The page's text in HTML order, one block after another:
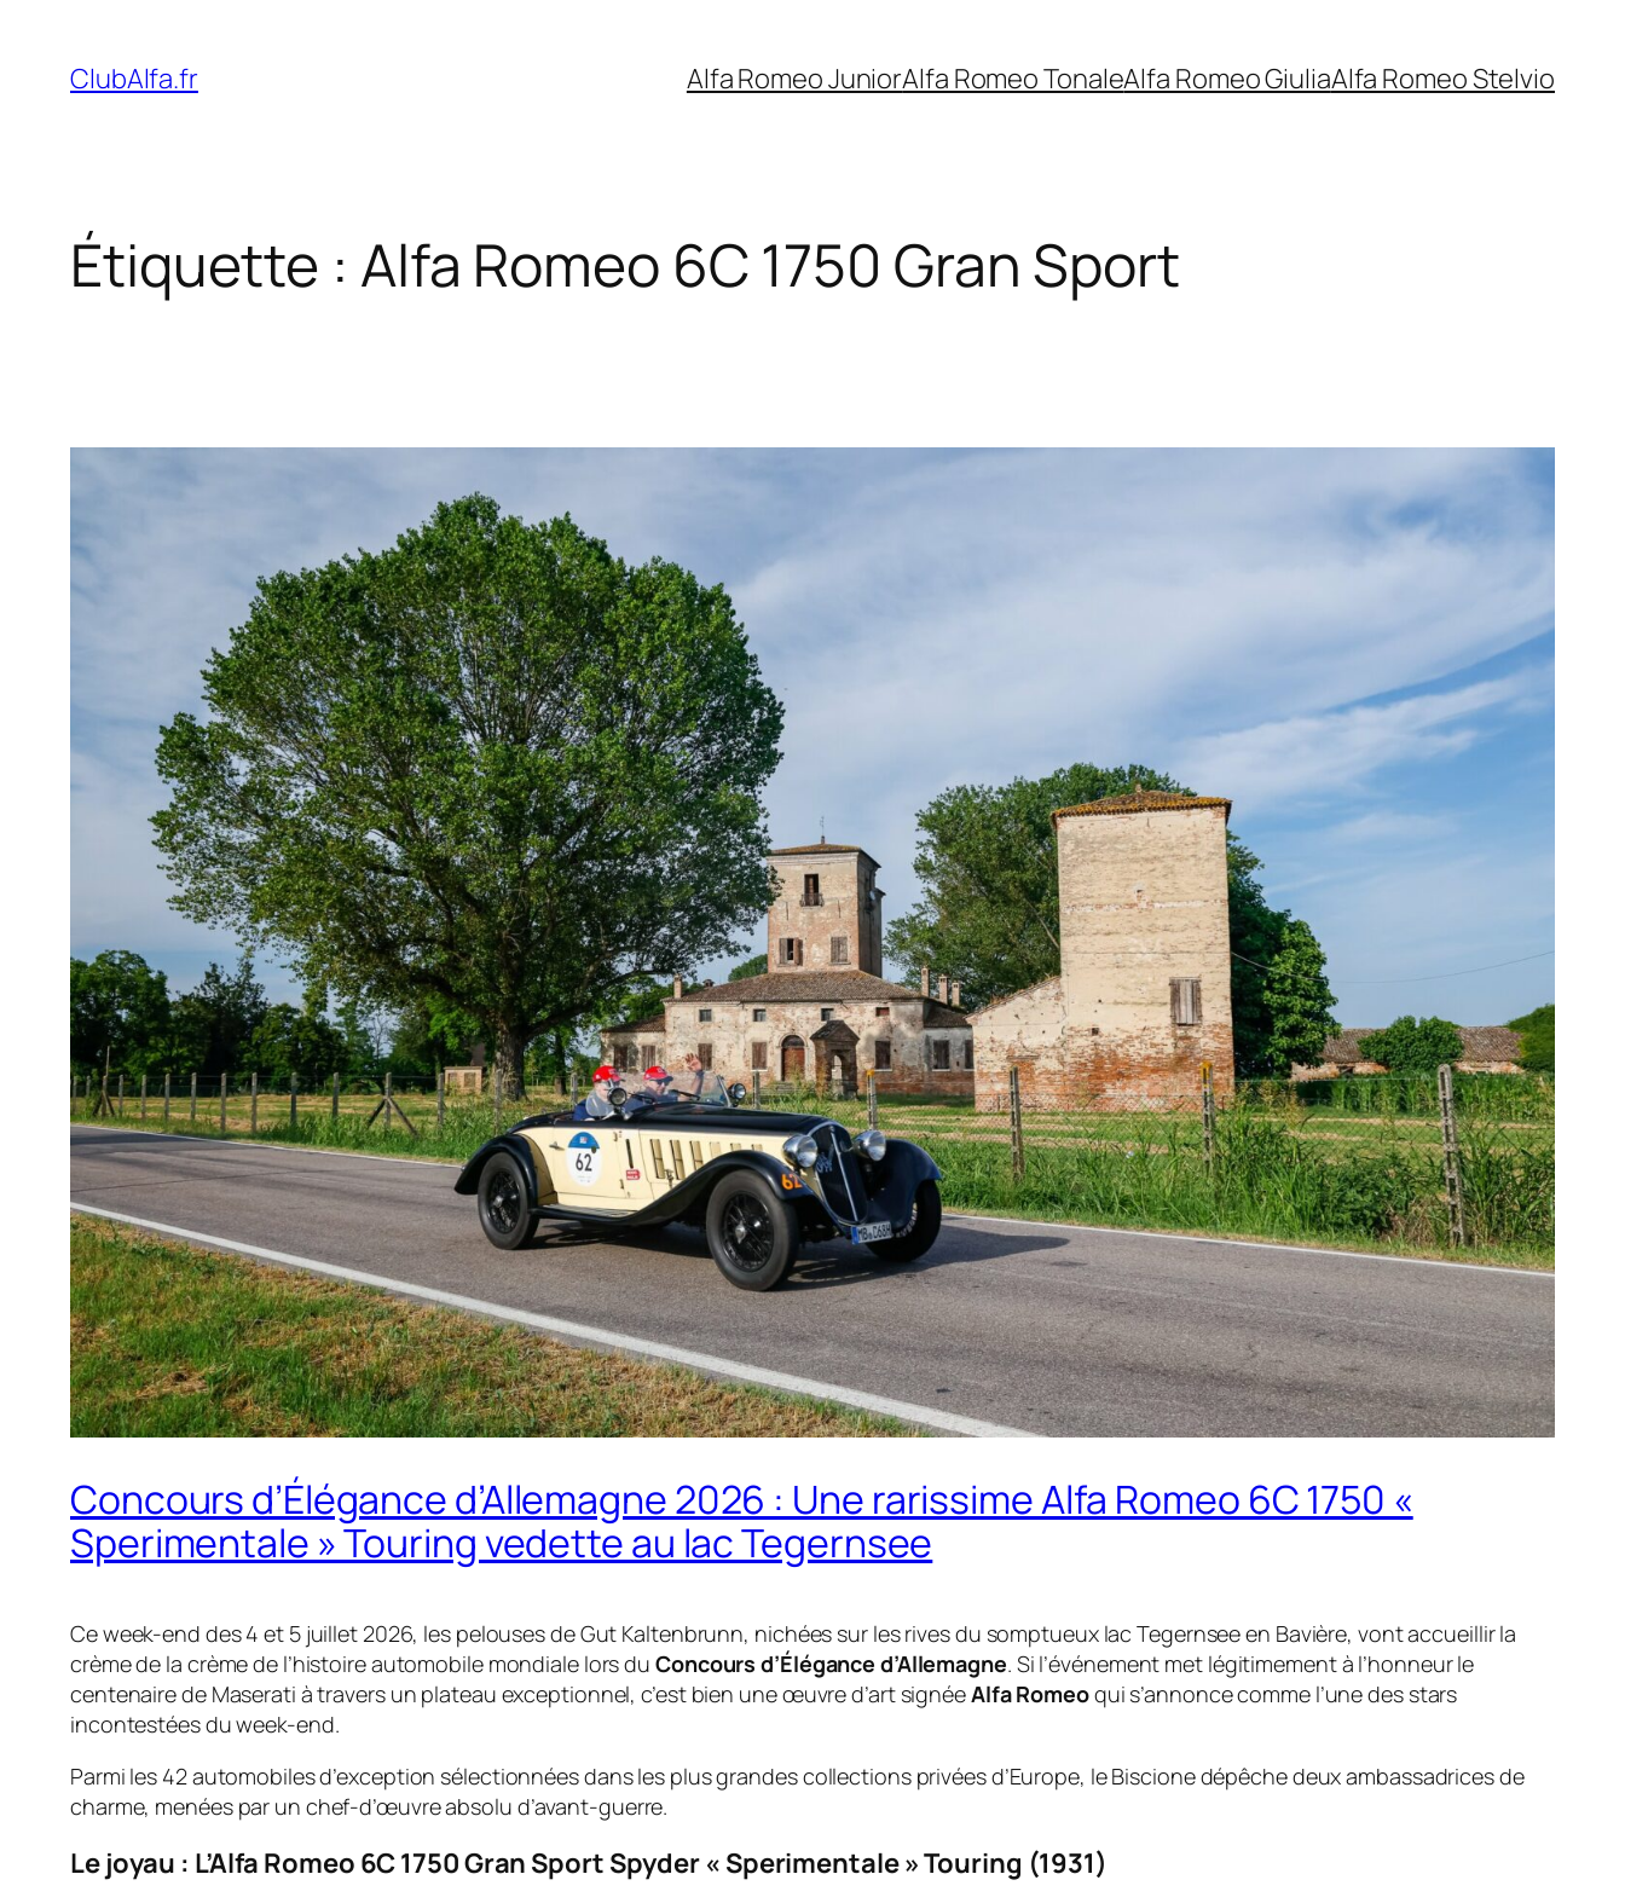
contenu
ClubAlfa.fr Alfa Romeo JuniorAlfa Romeo TonaleAlfa Romeo GiuliaAlfa Romeo Stelvio
Étiquette : Alfa Romeo 6C 1750 Gran Sport
Concours d’Élégance d’Allemagne 2026 : Une rarissime Alfa Romeo 6C 1750 «
Sperimentale » Touring vedette au lac Tegernsee
Ce week-end des 4 et 5 juillet 2026, les pelouses de Gut Kaltenbrunn, nichées sur les rives du somptueux lac Tegernsee en Bavière, vont accueillir la
crème de la crème de l’histoire automobile mondiale lors du Concours d’Élégance d’Allemagne. Si l’événement met légitimement à l’honneur le
centenaire de Maserati à travers un plateau exceptionnel, c’est bien une œuvre d’art signéeAlfa Romeoqui s’annonce comme l’une des stars
incontestées du week-end.
Parmi les 42 automobiles d’exception sélectionnées dans les plus grandes collections privées d’Europe, le Biscione dépêche deux ambassadrices de
charme, menées par un chef-d’œuvre absolu d’avant-guerre.
Le joyau : L’Alfa Romeo 6C 1750 Gran Sport Spyder « Sperimentale » Touring (1931)